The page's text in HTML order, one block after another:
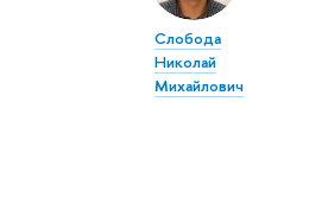
Слобода
Николай
Михайлович